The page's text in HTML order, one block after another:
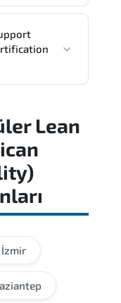
and hands-on
objectives
the best
Lean
İzmir